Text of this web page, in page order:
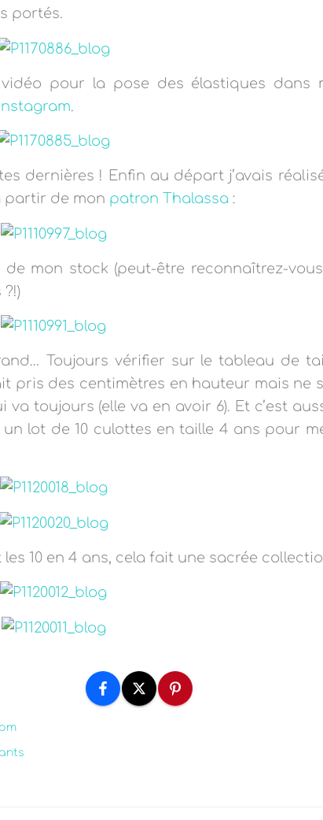
portés.
pour la pose des élastiques dans
Instagram.
dernières ! Enfin au départ j’avais
partir de mon patron Thalassa :
mon stock (peut-être reconnaîtrez-
Toujours vérifier sur le tableau de
pris des centimètres en hauteur mais ne
toujours (elle va en avoir 6). Et c’est
lot de 10 culottes en taille 4 ans pour
10 en 4 ans, cela fait une sacrée